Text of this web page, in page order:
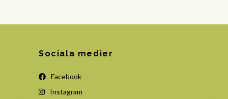
Sociala medier
Facebook
Instagram